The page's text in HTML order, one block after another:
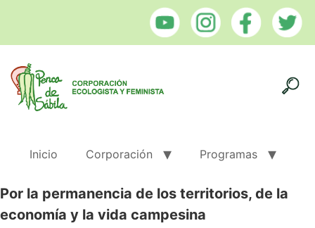
Inicio Corporación Programas
Por la permanencia de los territorios, de la
economía y la vida campesina